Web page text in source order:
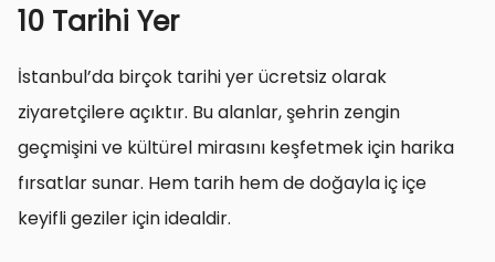
10 Tarihi Yer
İstanbul’da birçok tarihi yer ücretsiz olarak
ziyaretçilere açıktır. Bu alanlar, şehrin zengin
geçmişini ve kültürel mirasını keşfetmek için harika
fırsatlar sunar. Hem tarih hem de doğayla iç içe
keyifli geziler için idealdir.